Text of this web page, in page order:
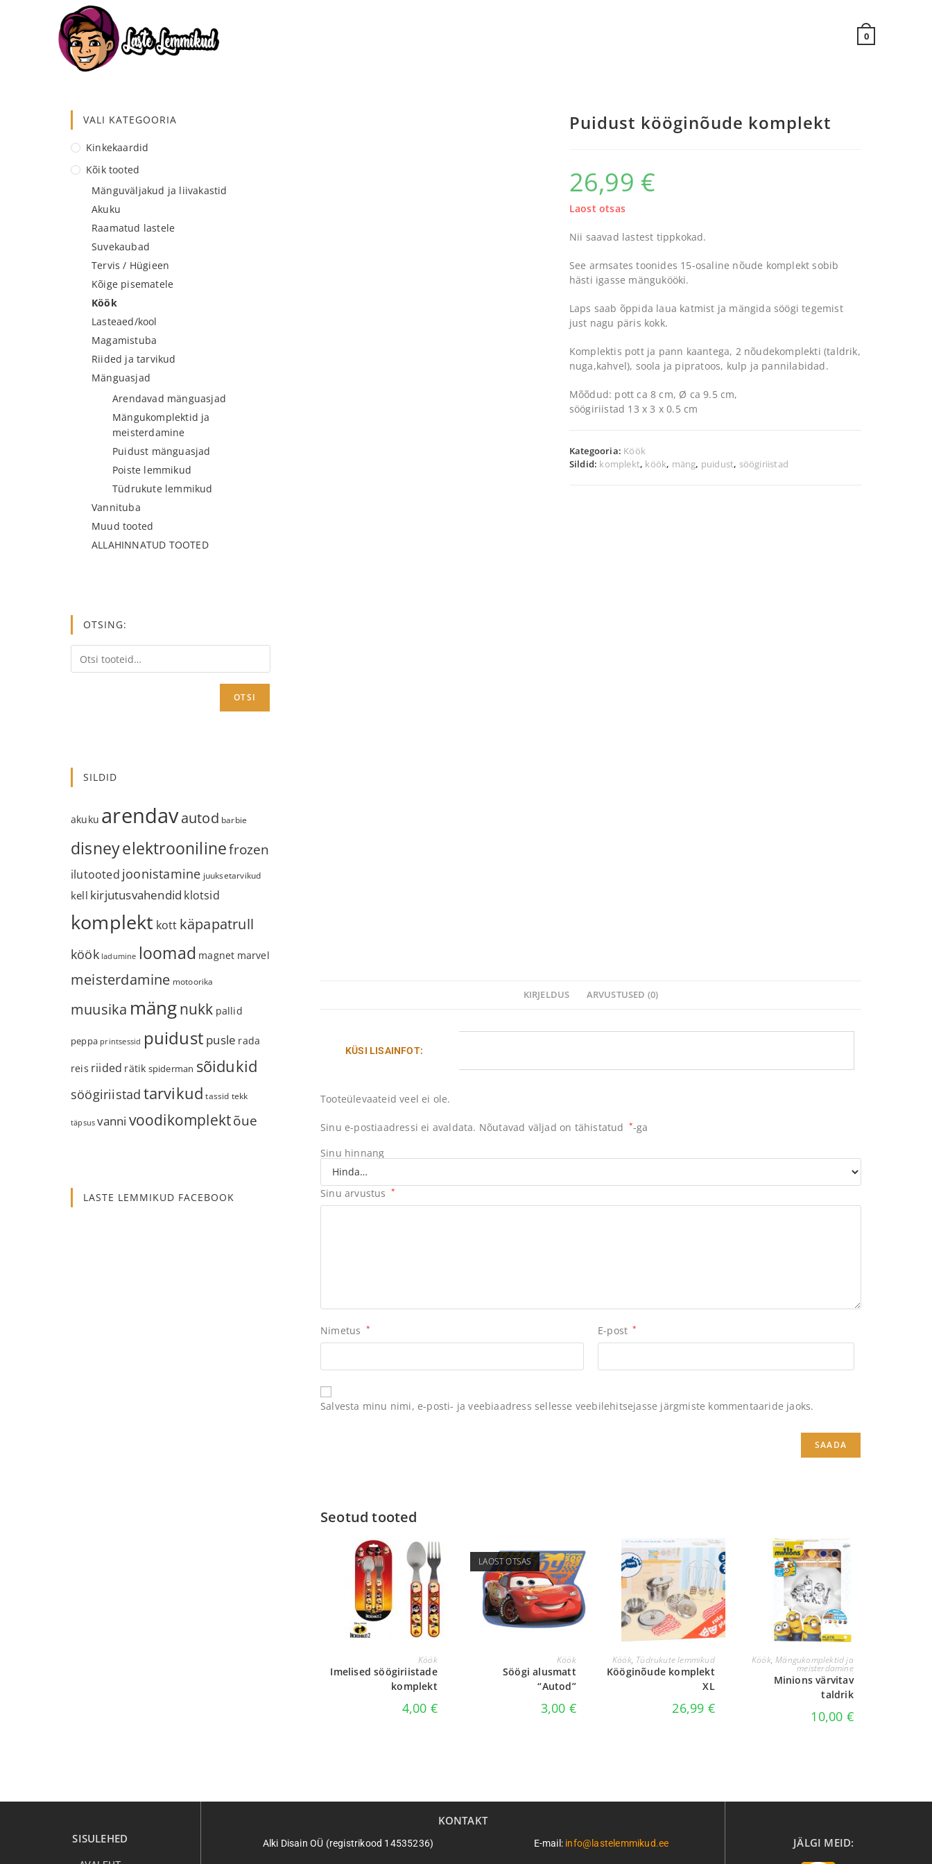
0
Puidust kööginõude komplekt
26,99 €
Laost otsas
Nii saavad lastest tippkokad.
See armsates toonides 15-osaline nõude komplekt sobib
hästi igasse mängukööki.
Laps saab õppida laua katmist ja mängida söögi tegemist
just nagu päris kokk.
Komplektis pott ja pann kaantega, 2 nõudekomplekti (taldrik,
nuga,kahvel), soola ja pipratoos, kulp ja pannilabidad.
Mõõdud: pott ca 8 cm, Ø ca 9.5 cm,
söögiriistad 13 x 3 x 0.5 cm
Kategooria: Köök
Sildid: komplekt, köök, mäng, puidust, söögiriistad
KIRJELDUS ARVUSTUSED (0)
KÜSI LISAINFOT:
Tooteülevaateid veel ei ole.
Sinu e-postiaadressi ei avaldata. Nõutavad väljad on tähistatud *-ga
Sinu hinnang
Sinu arvustus *
Nimetus * E-post *
Salvesta minu nimi, e-posti- ja veebiaadress sellesse veebilehitsejasse järgmiste kommentaaride jaoks.
Seotud tooted
Köök
Imelised söögiriistade
komplekt
4,00 €
LAOST OTSAS
Köök
Söögi alusmatt
“Autod”
3,00 €
LISA KORVI
Köök, Tüdrukute lemmikud
Kööginõude komplekt
XL
26,99 €
LISA KORVI
Köök,Mängukomplektid ja
meisterdamine
Minions värvitav
taldrik
10,00 €
VALI KATEGOORIA
Kinkekaardid
Kõik tooted
Mänguväljakud ja liivakastid
Akuku
Raamatud lastele
Suvekaubad
Tervis / Hügieen
Kõige pisematele
Köök
Lasteaed/kool
Magamistuba
Riided ja tarvikud
Mänguasjad
Arendavad mänguasjad
Mängukomplektid ja
meisterdamine
Puidust mänguasjad
Poiste lemmikud
Tüdrukute lemmikud
Vannituba
Muud tooted
ALLAHINNATUD TOOTED
OTSING:
OTSI
SILDID
akuku arendavautod barbie
disneyelektroonilinefrozen
ilutooted joonistamine juuksetarvikud
kell kirjutusvahendid klotsid
komplekt kott käpapatrull
köök ladumine loomad magnet marvel
meisterdamine motoorika
muusika mängnukk pallid
peppa printsessid puidust pusle rada
reis riided rätik spiderman sõidukid
söögiriistad tarvikud tassid tekk
täpsus vanni voodikomplektõue
LASTE LEMMIKUD FACEBOOK
SISULEHED
KONTAKT
Alki Disain OÜ (registrikood 14535236) E-mail: info@lastelemmikud.ee JÄLGI MEID: